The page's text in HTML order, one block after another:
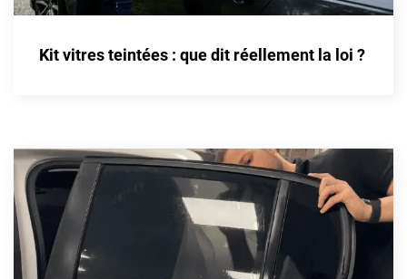
Eagle
Fiat
Fisker
Ford
Foton
Kit vitres teintées : que dit réellement la loi ?